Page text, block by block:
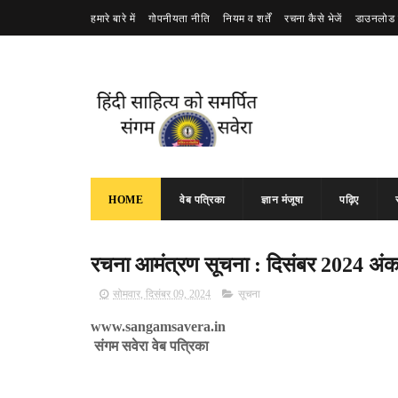
हमारे बारे में गोपनीयता नीति नियम व शर्तें रचना कैसे भेजें डाउनलोड
HOME वेब पत्रिका ज्ञान मंजूषा पढ़िए
रचना आमंत्रण सूचना : दिसंबर 2024
सोमवार, दिसंबर 09, 2024 सूचना
www.sangamsavera.in
संगम सवेरा वेब पत्रिका